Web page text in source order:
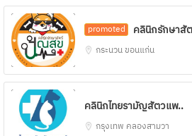
promoted คลินิกรักษา
กระนวนขอนแก่น
คลินิกไทยรามัญสัตวแพ..
กรุงเทพ คลองสามวา